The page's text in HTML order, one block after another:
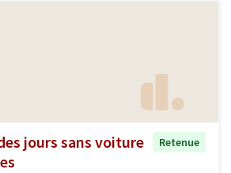
jours sans voiture
Retenue